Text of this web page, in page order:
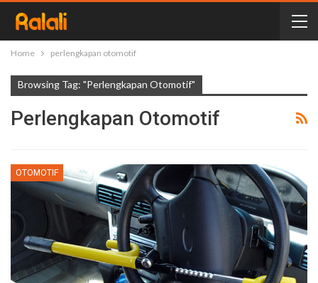
Home perlengkapan otomotif
Browsing Tag: "perlengkapan Otomotif"
Perlengkapan Otomotif
OTOMOTIF